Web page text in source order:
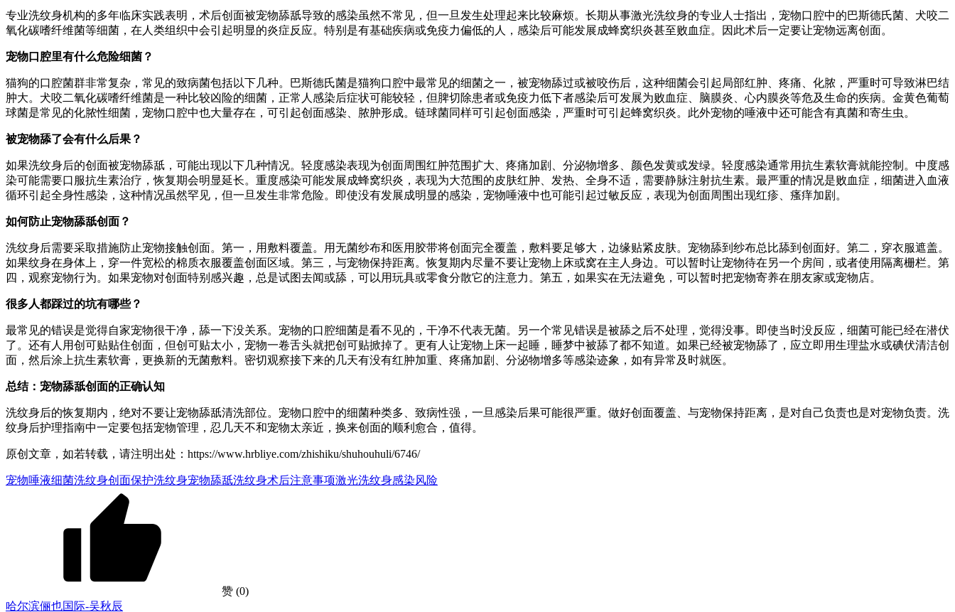
专业洗纹身机构的多年临床实践表明，术后创面被宠物舔舐导致的感染虽然不常见，但一旦发生处理起来比较麻烦。长期从事激光洗纹身的专业人士指出，宠物口腔中的巴斯德氏菌、犬咬二
氧化碳嗜纤维菌等细菌，在人类组织中会引起明显的炎症反应。特别是有基础疾病或免疫力偏低的人，感染后可能发展成蜂窝织炎甚至败血症。因此术后一定要让宠物远离创面。
宠物口腔里有什么危险细菌？
猫狗的口腔菌群非常复杂，常见的致病菌包括以下几种。巴斯德氏菌是猫狗口腔中最常见的细菌之一，被宠物舔过或被咬伤后，这种细菌会引起局部红肿、疼痛、化脓，严重时可导致淋巴结
肿大。犬咬二氧化碳嗜纤维菌是一种比较凶险的细菌，正常人感染后症状可能较轻，但脾切除患者或免疫力低下者感染后可发展为败血症、脑膜炎、心内膜炎等危及生命的疾病。金黄色葡萄
球菌是常见的化脓性细菌，宠物口腔中也大量存在，可引起创面感染、脓肿形成。链球菌同样可引起创面感染，严重时可引起蜂窝织炎。此外宠物的唾液中还可能含有真菌和寄生虫。
被宠物舔了会有什么后果？
如果洗纹身后的创面被宠物舔舐，可能出现以下几种情况。轻度感染表现为创面周围红肿范围扩大、疼痛加剧、分泌物增多、颜色发黄或发绿。轻度感染通常用抗生素软膏就能控制。中度感
染可能需要口服抗生素治疗，恢复期会明显延长。重度感染可能发展成蜂窝织炎，表现为大范围的皮肤红肿、发热、全身不适，需要静脉注射抗生素。最严重的情况是败血症，细菌进入血液
循环引起全身性感染，这种情况虽然罕见，但一旦发生非常危险。即使没有发展成明显的感染，宠物唾液中也可能引起过敏反应，表现为创面周围出现红疹、瘙痒加剧。
如何防止宠物舔舐创面？
洗纹身后需要采取措施防止宠物接触创面。第一，用敷料覆盖。用无菌纱布和医用胶带将创面完全覆盖，敷料要足够大，边缘贴紧皮肤。宠物舔到纱布总比舔到创面好。第二，穿衣服遮盖。
如果纹身在身体上，穿一件宽松的棉质衣服覆盖创面区域。第三，与宠物保持距离。恢复期内尽量不要让宠物上床或窝在主人身边。可以暂时让宠物待在另一个房间，或者使用隔离栅栏。第
四，观察宠物行为。如果宠物对创面特别感兴趣，总是试图去闻或舔，可以用玩具或零食分散它的注意力。第五，如果实在无法避免，可以暂时把宠物寄养在朋友家或宠物店。
很多人都踩过的坑有哪些？
最常见的错误是觉得自家宠物很干净，舔一下没关系。宠物的口腔细菌是看不见的，干净不代表无菌。另一个常见错误是被舔之后不处理，觉得没事。即使当时没反应，细菌可能已经在潜伏
了。还有人用创可贴贴住创面，但创可贴太小，宠物一卷舌头就把创可贴掀掉了。更有人让宠物上床一起睡，睡梦中被舔了都不知道。如果已经被宠物舔了，应立即用生理盐水或碘伏清洁创
面，然后涂上抗生素软膏，更换新的无菌敷料。密切观察接下来的几天有没有红肿加重、疼痛加剧、分泌物增多等感染迹象，如有异常及时就医。
总结：宠物舔舐创面的正确认知
洗纹身后的恢复期内，绝对不要让宠物舔舐清洗部位。宠物口腔中的细菌种类多、致病性强，一旦感染后果可能很严重。做好创面覆盖、与宠物保持距离，是对自己负责也是对宠物负责。洗
纹身后护理指南中一定要包括宠物管理，忍几天不和宠物太亲近，换来创面的顺利愈合，值得。
原创文章，如若转载，请注明出处：https://www.hrbliye.com/zhishiku/shuhouhuli/6746/
宠物唾液细菌洗纹身创面保护洗纹身宠物舔舐洗纹身术后注意事项激光洗纹身感染风险
赞 (0)
哈尔滨俪也国际-吴秋辰